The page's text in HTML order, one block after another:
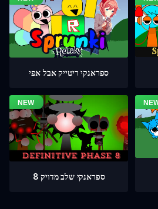
ספראנקי ריטייק אבל אפי
ספראנקי שלב מדויק 8